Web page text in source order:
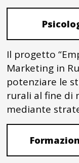
Il progetto
Marketing in
potenziare le
rurali al fine di
mediante